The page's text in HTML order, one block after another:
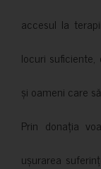
accesul la
locuri
și oameni care
Prin donația
ușurarea